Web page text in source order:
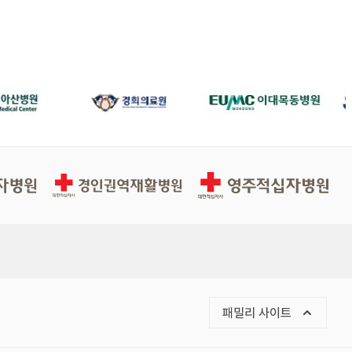
경인권역재활병원 영주적십자병원
패밀리 사이트 목록 열기